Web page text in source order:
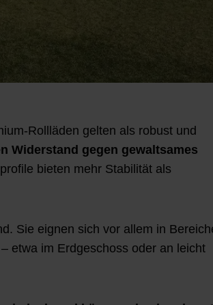
Rollläden gelten als robust und
Widerstand gegen gewaltsames
bieten mehr Stabilität als
Sie eignen sich vor allem in
etwa im Erdgeschoss oder an leicht